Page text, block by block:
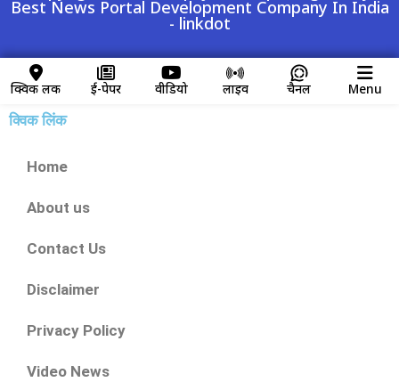
Best News Portal Development Company In India
- linkdot
क्विक लिंक ई-पेपर वीडियो लाइव चैनल Menu
क्विक लिंक
Home
About us
Contact Us
Disclaimer
Privacy Policy
Video News